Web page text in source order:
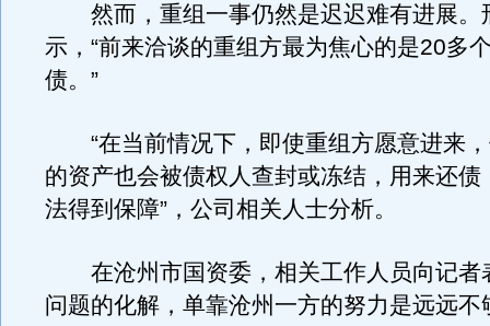
然而，重组一事仍然是迟迟难有进展。
示，“前来洽谈的重组方最为焦心的是20多
债。”
“在当前情况下，即使重组方愿意进来，
的资产也会被债权人查封或冻结，用来还债
法得到保障”，公司相关人士分析。
在沧州市国资委，相关工作人员向记者
问题的化解，单靠沧州一方的努力是远远不